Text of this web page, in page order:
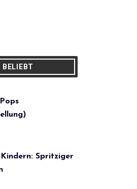
BELIEBT
Spritziger